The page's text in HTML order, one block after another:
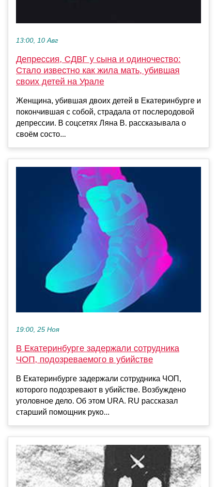
13:00, 10 Авг
Депрессия, СДВГ у сына и одиночество:
Стало известно как жила мать, убившая
своих детей на Урале
Женщина, убившая двоих детей в Екатеринбурге и
покончившая с собой, страдала от послеродовой
депрессии. В соцсетях Ляна В. рассказывала о
своём состо...
19:00, 25 Ноя
В Екатеринбурге задержали сотрудника
ЧОП, подозреваемого в убийстве
В Екатеринбурге задержали сотрудника ЧОП,
которого подозревают в убийстве. Возбуждено
уголовное дело. Об этом URA. RU рассказал
старший помощник руко...